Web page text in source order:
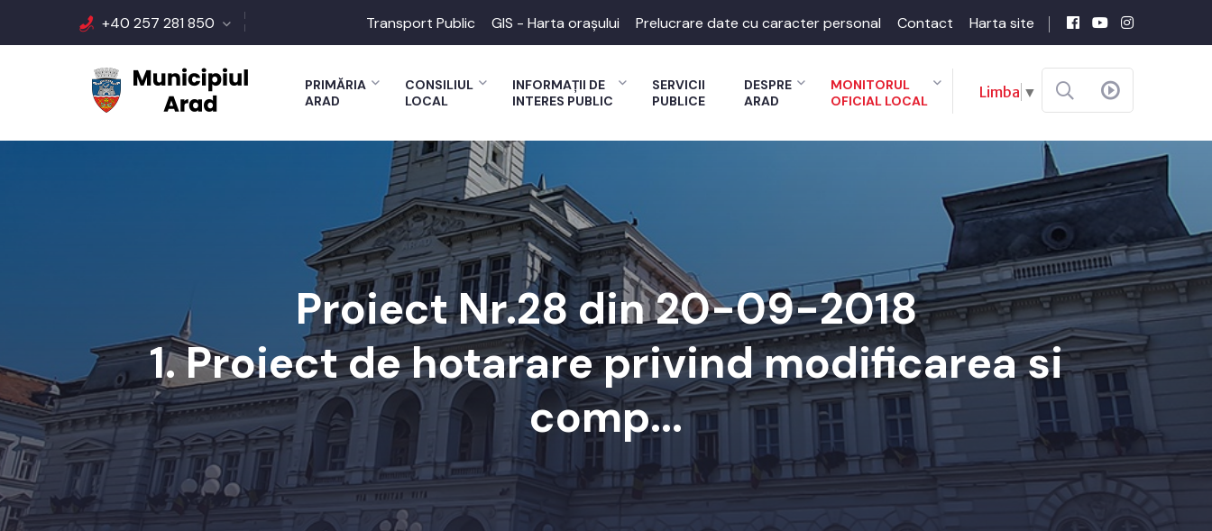
+40 257 281 850 Transport Public GIS - Harta orașului Prelucrare date cu caracter personal Contact Harta site
PRIMĂRIA
ARAD
CONSILIUL
LOCAL
INFORMAȚII DE
INTERES PUBLIC
SERVICII
PUBLICE
DESPRE
ARAD
MONITORUL
OFICIAL LOCAL
Limba ▼
Proiect Nr.28 din 20-09-2018
1. Proiect de hotarare privind modificarea si
comp...